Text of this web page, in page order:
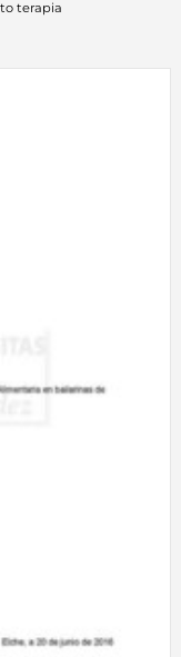
terapia